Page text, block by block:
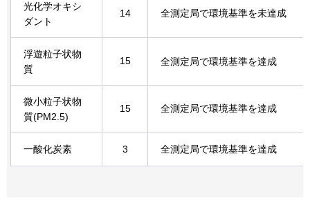
光化学オキシ
ダント
14 全測定局で環境基準を未達成
浮遊粒子状物
質
15 全測定局で環境基準を達成
微小粒子状物
質(PM2.5)
15 全測定局で環境基準を達成
一酸化炭素 3 全測定局で環境基準を達成